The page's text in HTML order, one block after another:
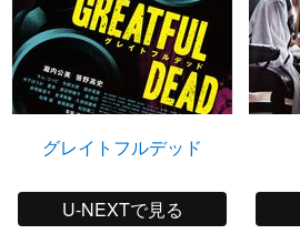
グレイトフルデッド
U-NEXTで見る